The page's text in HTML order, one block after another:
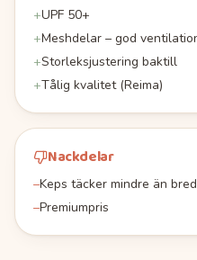
+UPF 50+
+Meshdelar – god
+Storleksjustering baktill
+Tålig kvalitet (Reima)
Nackdelar
–Keps täcker mindre än
–Premiumpris